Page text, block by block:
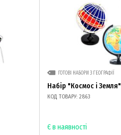
ГОТОВІ НАБОРИ З ГЕОГРАФІЇ
Набір "Космос і Земля"
КОД ТОВАРУ: 2863
Є в наявності